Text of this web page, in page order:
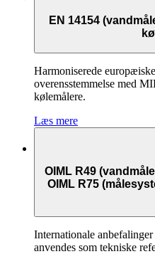
EN 14154
Harmoniserede
overensstemmelse med
kølemålere.
Læs mere
OIML R49
OIML R75
Internationale
anvendes som tekniske